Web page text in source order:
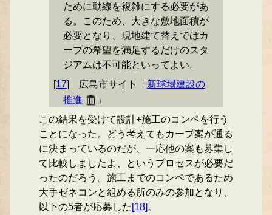
ために動線を複雑にする必要があ
る。このため、大きな敷地面積が
必要となり、現地建て替えではカ
ープの希望を満足するだけのスタ
ジアムは不可能といってよい。
[17] 広島市サイト「 新球場建設の
推進
」
この結果を受けて設計+施工のコンペを行う
ことになった。どう考えてもカープ案が通る
に決まっているのだが、一応他の案も募集し
て比較しましたよ、というプロセスが必要だ
ったのだろう。施工までのコンペであるため
大手ゼネコンと組める所のみの参加となり、
以下の5者が応募した [18] 。